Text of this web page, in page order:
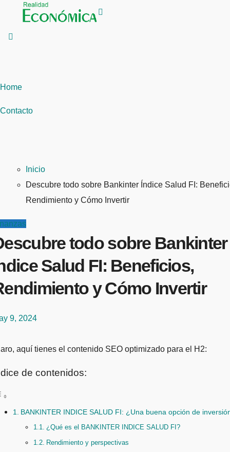
contenido
Home
Contacto
Inicio
Descubre todo sobre Bankinter Índice Salud FI:
Rendimiento y Cómo Invertir
todo sobre Bankinter
Salud FI: Beneficios,
y Cómo Invertir
9, 2024
aquí tienes el contenido SEO optimizado para el H2:
de contenidos:
BANKINTER INDICE SALUD FI: ¿Una buena opción de
¿Qué es el BANKINTER INDICE SALUD FI?
Rendimiento y perspectivas